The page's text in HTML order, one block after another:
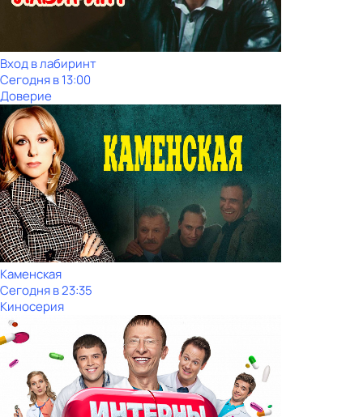
Вход в лабиринт
Сегодня в 13:00
Доверие
Каменская
Сегодня в 23:35
Киносерия